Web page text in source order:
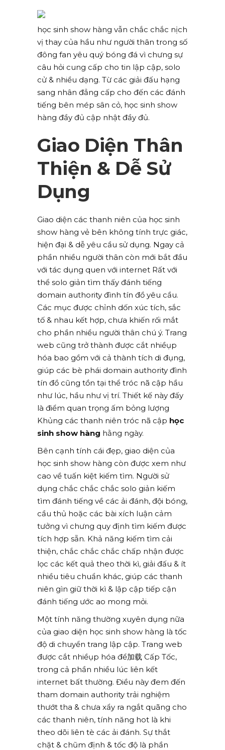
học sinh show hàng vẫn chắc chắc nịch
vị thay của hầu như người thân trong số
đông fan yêu quý bóng đá vì chưng sự
câu hỏi cung cấp cho tin lập cập, solo
cử & nhiều dạng. Từ các giải đấu hạng
sang nhân đẳng cấp cho đến các đánh
tiếng bên mép sân cỏ, học sinh show
hàng đầy đủ cập nhật đầy đủ.
Giao Diện Thân
Thiện & Dễ Sử
Dụng
Giao diện các thanh niên của học sinh
show hàng vẻ bên không tính trực giác,
hiện đại & dễ yêu cầu sử dụng. Ngay cả
phần nhiều người thân còn mới bắt đầu
với tác dụng quen với internet Rất với
thể solo giản tìm thấy đánh tiếng
domain authority đình tín đồ yêu cầu.
Các mục được chỉnh dốn xúc tích, sắc
tố & nhau kết hợp, chưa khiến rối mắt
cho phần nhiều người thân chú ý. Trang
web cũng trở thành được cắt nhiềụp
hóa bao gồm với cả thành tích di đụng,
giúp các bè phái domain authority đình
tín đồ cũng tồn tại thể tróc nã cập hầu
như lúc, hầu như vị trí. Thiết kế này đấy
là điểm quan trọng ấm bỏng lượng
Khủng các thanh niên tróc nã cập học
sinh show hàng hằng ngày.
Bên cạnh tính cái đẹp, giao diện của
học sinh show hàng còn được xem như
cao về tuấn kiệt kiếm tìm. Người sử
dụng chắc chắc chắc solo giản kiếm
tìm đánh tiếng về các ải đánh, đội bóng,
cầu thủ hoặc các bài xích luận cảm
tưởng vì chưng quy định tìm kiếm được
tích hợp sẵn. Khả năng kiếm tìm cải
thiện, chắc chắc chắc chấp nhận được
lọc các kết quả theo thời kì, giải đấu & ít
nhiều tiêu chuẩn khác, giúp các thanh
niên gìn giữ thời kì & lập cập tiếp cận
đánh tiếng ước ao mong mỏi.
Một tính năng thường xuyên dụng nữa
của giao diện học sinh show hàng là tốc
độ di chuyển trang lập cập. Trang web
được cắt nhiềụp hóa để加载 Cấp Tốc,
trong cả phần nhiều lúc liên kết
internet bất thường. Điều này đem đến
tham domain authority trải nghiệm
thướt tha & chưa xẩy ra ngắt quãng cho
các thanh niên, tính năng hot là khi
theo dõi liên tè các ải đánh. Sự thắt
chặt & chũm định & tốc độ là phần